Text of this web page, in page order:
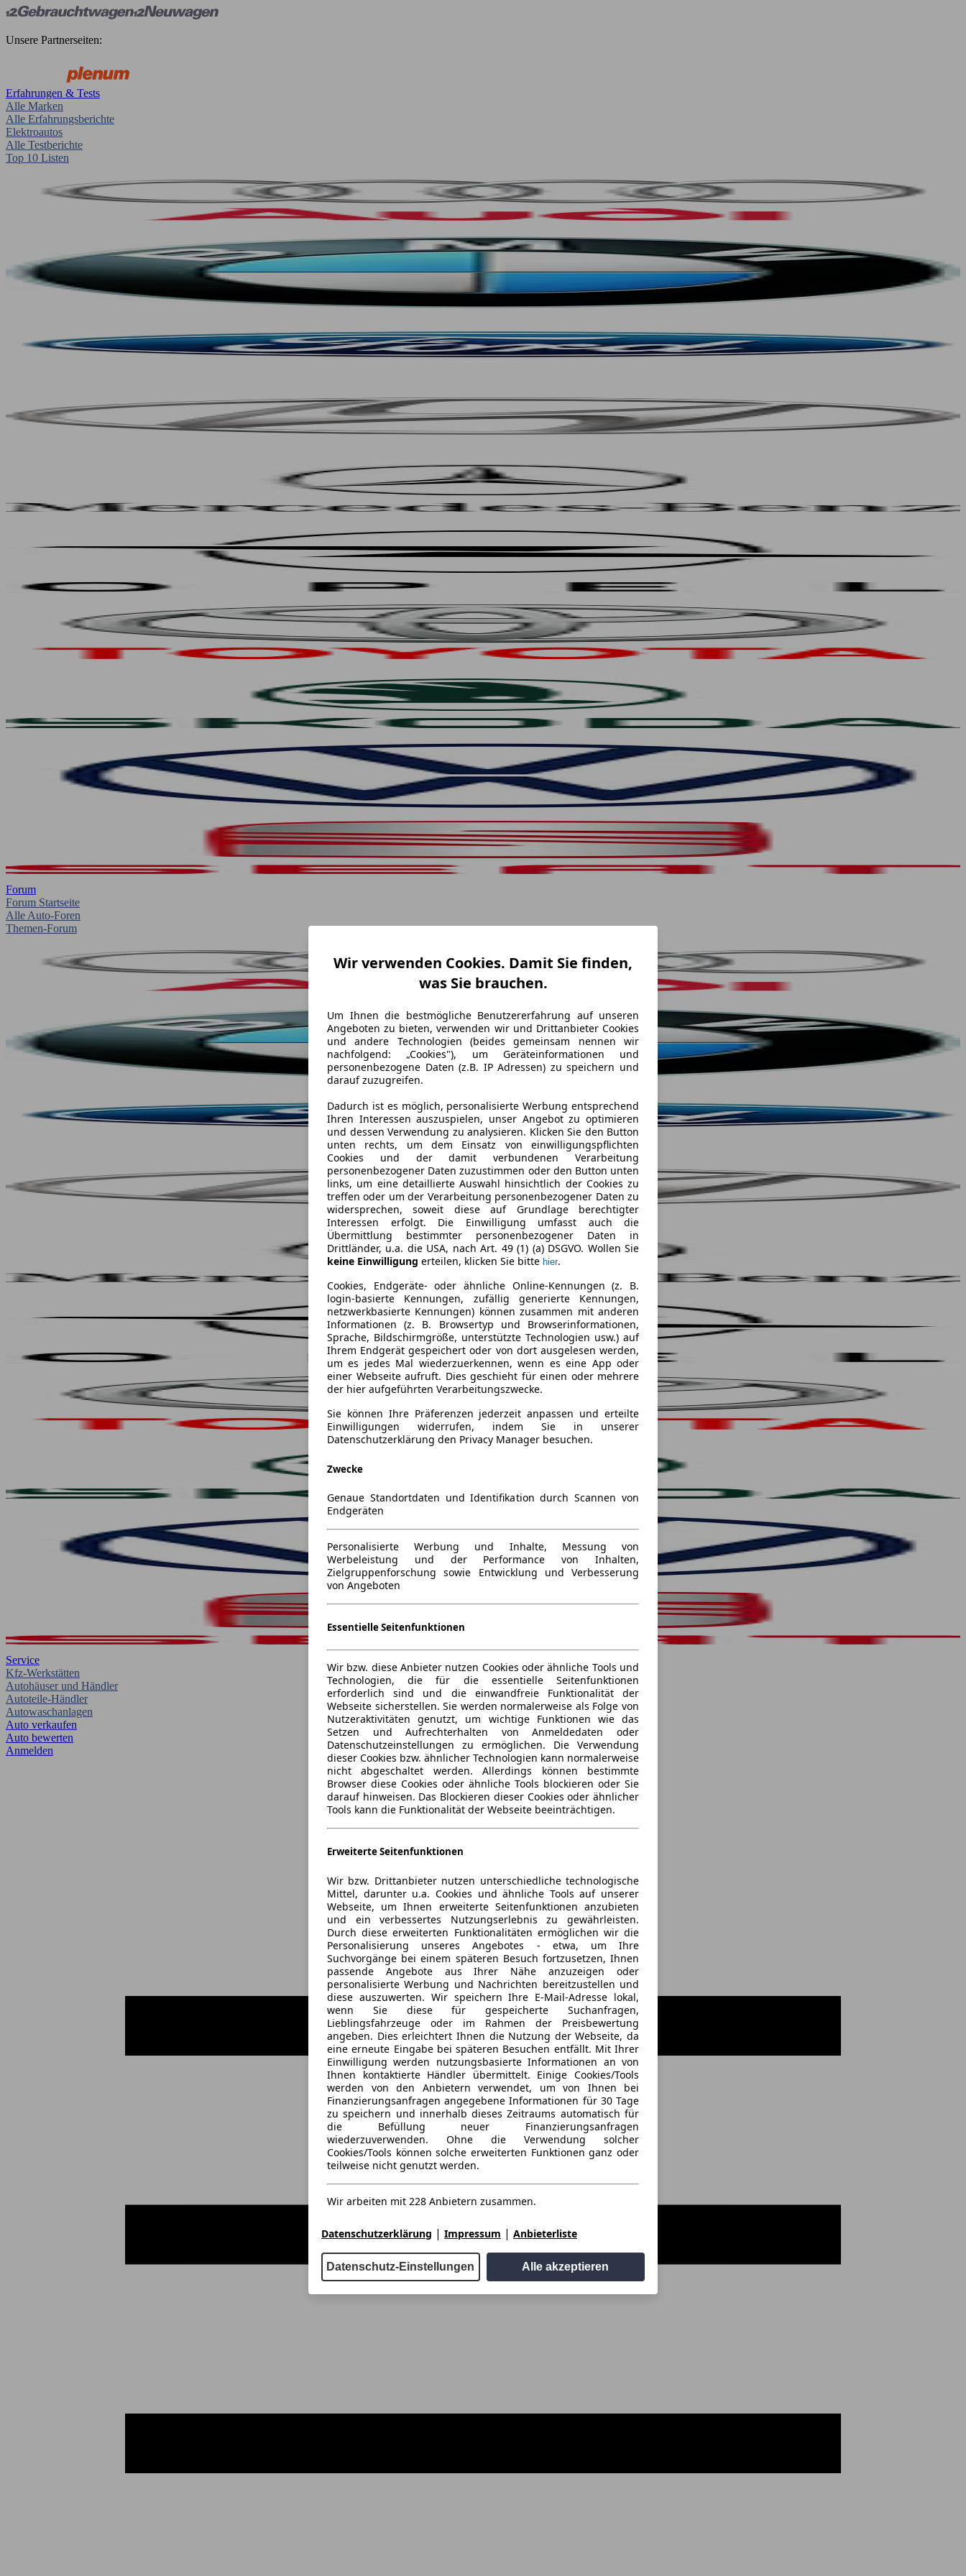
Unsere Partnerseiten:
Erfahrungen & Tests
Alle Marken
Alle Erfahrungsberichte
Elektroautos
Alle Testberichte
Top 10 Listen
Forum
Forum Startseite
Alle Auto-Foren
Themen-Forum
Service
Kfz-Werkstätten
Autohäuser und Händler
Autoteile-Händler
Autowaschanlagen
Auto verkaufen
Auto bewerten
Anmelden
Wir verwenden Cookies. Damit Sie finden,
was Sie brauchen.
Um Ihnen die bestmögliche Benutzererfahrung auf unseren
Angeboten zu bieten, verwenden wir und Drittanbieter Cookies
und andere Technologien (beides gemeinsam nennen wir
nachfolgend: „Cookies"), um Geräteinformationen und
personenbezogene Daten (z.B. IP Adressen) zu speichern und
darauf zuzugreifen.
Dadurch ist es möglich, personalisierte Werbung entsprechend
Ihren Interessen auszuspielen, unser Angebot zu optimieren
und dessen Verwendung zu analysieren. Klicken Sie den Button
unten rechts, um dem Einsatz von einwilligungspflichten
Cookies und der damit verbundenen Verarbeitung
personenbezogener Daten zuzustimmen oder den Button unten
links, um eine detaillierte Auswahl hinsichtlich der Cookies zu
treffen oder um der Verarbeitung personenbezogener Daten zu
widersprechen, soweit diese auf Grundlage berechtigter
Interessen erfolgt. Die Einwilligung umfasst auch die
Übermittlung bestimmter personenbezogener Daten in
Drittländer, u.a. die USA, nach Art. 49 (1) (a) DSGVO. Wollen Sie
keine Einwilligung erteilen, klicken Sie bitte hier.
Cookies, Endgeräte- oder ähnliche Online-Kennungen (z. B.
login-basierte Kennungen, zufällig generierte Kennungen,
netzwerkbasierte Kennungen) können zusammen mit anderen
Informationen (z. B. Browsertyp und Browserinformationen,
Sprache, Bildschirmgröße, unterstützte Technologien usw.) auf
Ihrem Endgerät gespeichert oder von dort ausgelesen werden,
um es jedes Mal wiederzuerkennen, wenn es eine App oder
einer Webseite aufruft. Dies geschieht für einen oder mehrere
der hier aufgeführten Verarbeitungszwecke.
Sie können Ihre Präferenzen jederzeit anpassen und erteilte
Einwilligungen widerrufen, indem Sie in unserer
Datenschutzerklärung den Privacy Manager besuchen.
Zwecke
Genaue Standortdaten und Identifikation durch Scannen von
Endgeräten
Personalisierte Werbung und Inhalte, Messung von
Werbeleistung und der Performance von Inhalten,
Zielgruppenforschung sowie Entwicklung und Verbesserung
von Angeboten
Essentielle Seitenfunktionen
Wir bzw. diese Anbieter nutzen Cookies oder ähnliche Tools und
Technologien, die für die essentielle Seitenfunktionen
erforderlich sind und die einwandfreie Funktionalität der
Webseite sicherstellen. Sie werden normalerweise als Folge von
Nutzeraktivitäten genutzt, um wichtige Funktionen wie das
Setzen und Aufrechterhalten von Anmeldedaten oder
Datenschutzeinstellungen zu ermöglichen. Die Verwendung
dieser Cookies bzw. ähnlicher Technologien kann normalerweise
nicht abgeschaltet werden. Allerdings können bestimmte
Browser diese Cookies oder ähnliche Tools blockieren oder Sie
darauf hinweisen. Das Blockieren dieser Cookies oder ähnlicher
Tools kann die Funktionalität der Webseite beeinträchtigen.
Erweiterte Seitenfunktionen
Wir bzw. Drittanbieter nutzen unterschiedliche technologische
Mittel, darunter u.a. Cookies und ähnliche Tools auf unserer
Webseite, um Ihnen erweiterte Seitenfunktionen anzubieten
und ein verbessertes Nutzungserlebnis zu gewährleisten.
Durch diese erweiterten Funktionalitäten ermöglichen wir die
Personalisierung unseres Angebotes - etwa, um Ihre
Suchvorgänge bei einem späteren Besuch fortzusetzen, Ihnen
passende Angebote aus Ihrer Nähe anzuzeigen oder
personalisierte Werbung und Nachrichten bereitzustellen und
diese auszuwerten. Wir speichern Ihre E-Mail-Adresse lokal,
wenn Sie diese für gespeicherte Suchanfragen,
Lieblingsfahrzeuge oder im Rahmen der Preisbewertung
angeben. Dies erleichtert Ihnen die Nutzung der Webseite, da
eine erneute Eingabe bei späteren Besuchen entfällt. Mit Ihrer
Einwilligung werden nutzungsbasierte Informationen an von
Ihnen kontaktierte Händler übermittelt. Einige Cookies/Tools
werden von den Anbietern verwendet, um von Ihnen bei
Finanzierungsanfragen angegebene Informationen für 30 Tage
zu speichern und innerhalb dieses Zeitraums automatisch für
die Befüllung neuer Finanzierungsanfragen
wiederzuverwenden. Ohne die Verwendung solcher
Cookies/Tools können solche erweiterten Funktionen ganz oder
teilweise nicht genutzt werden.
Wir arbeiten mit 228 Anbietern zusammen.
Datenschutzerklärung | Impressum | Anbieterliste
Datenschutz-Einstellungen Alle akzeptieren